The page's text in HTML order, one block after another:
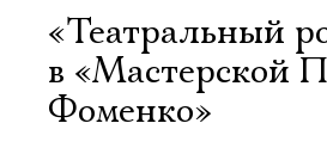
«Театральный
в «Мастерской
Фоменко»